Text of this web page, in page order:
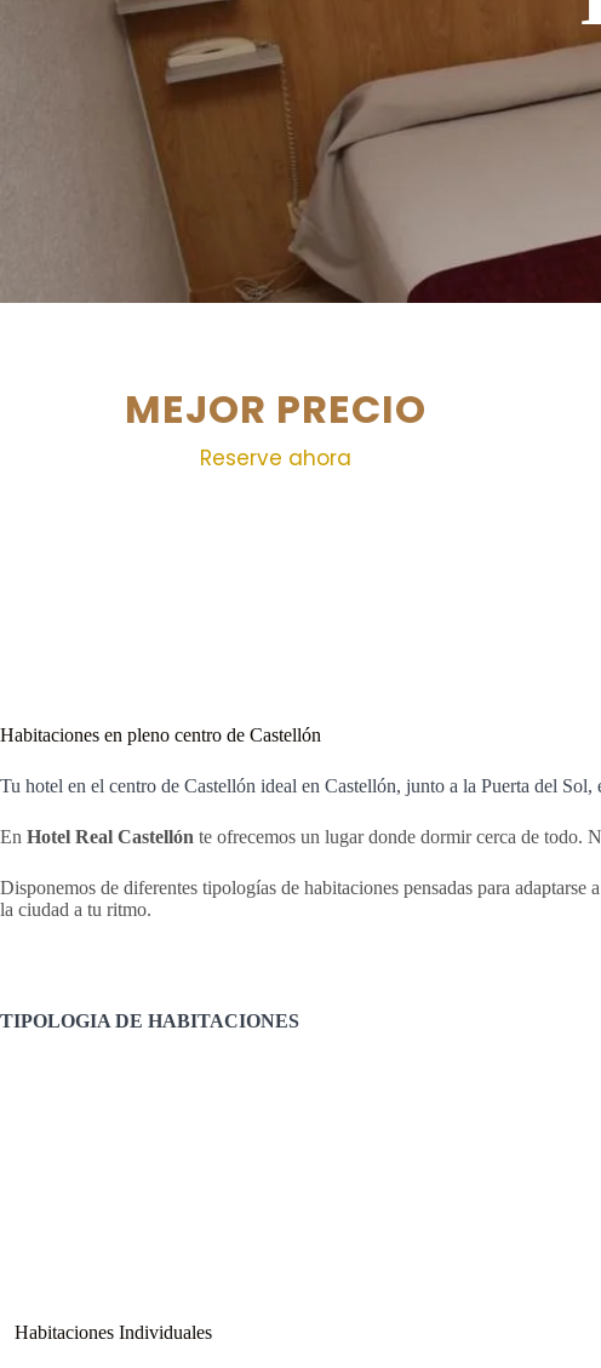
MEJOR PRECIO
Reserve ahora
Habitaciones en pleno centro de Castellón
Tu hotel en el centro de Castellón ideal en Castellón, junto a la Puerta del
En Hotel Real Castellón te ofrecemos un lugar donde dormir cerca de todo.
Disponemos de diferentes tipologías de habitaciones pensadas para adaptarse a
la ciudad a tu ritmo.
TIPOLOGIA DE HABITACIONES
Habitaciones Individuales